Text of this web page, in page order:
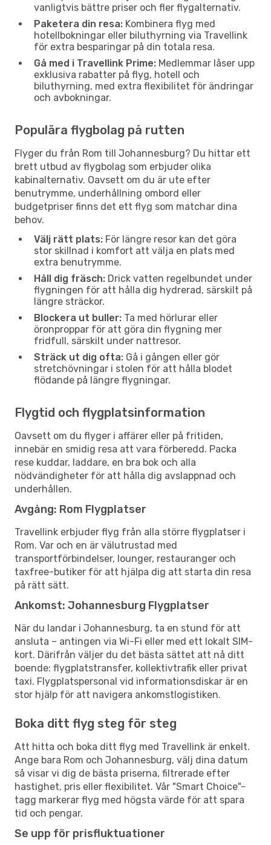
vanligtvis bättre priser och fler flygalternativ.
Paketera din resa: Kombinera flyg med
hotellbokningar eller biluthyrning via Travellink
för extra besparingar på din totala resa.
Gå med i Travellink Prime: Medlemmar låser upp
exklusiva rabatter på flyg, hotell och
biluthyrning, med extra flexibilitet för ändringar
och avbokningar.
Populära flygbolag på rutten
Flyger du från Rom till Johannesburg? Du hittar ett
brett utbud av flygbolag som erbjuder olika
kabinalternativ. Oavsett om du är ute efter
benutrymme, underhållning ombord eller
budgetpriser finns det ett flyg som matchar dina
behov.
Välj rätt plats: För längre resor kan det göra
stor skillnad i komfort att välja en plats med
extra benutrymme.
Håll dig fräsch: Drick vatten regelbundet under
flygningen för att hålla dig hydrerad, särskilt på
längre sträckor.
Blockera ut buller: Ta med hörlurar eller
öronproppar för att göra din flygning mer
fridfull, särskilt under nattresor.
Sträck ut dig ofta: Gå i gången eller gör
stretchövningar i stolen för att hålla blodet
flödande på längre flygningar.
Flygtid och flygplatsinformation
Oavsett om du flyger i affärer eller på fritiden,
innebär en smidig resa att vara förberedd. Packa
rese kuddar, laddare, en bra bok och alla
nödvändigheter för att hålla dig avslappnad och
underhållen.
Avgång: Rom Flygplatser
Travellink erbjuder flyg från alla större flygplatser i
Rom. Var och en är välutrustad med
transportförbindelser, lounger, restauranger och
taxfree-butiker för att hjälpa dig att starta din resa
på rätt sätt.
Ankomst: Johannesburg Flygplatser
När du landar i Johannesburg, ta en stund för att
ansluta – antingen via Wi-Fi eller med ett lokalt SIM-
kort. Därifrån väljer du det bästa sättet att nå ditt
boende: flygplatstransfer, kollektivtrafik eller privat
taxi. Flygplatspersonal vid informationsdiskar är en
stor hjälp för att navigera ankomstlogistiken.
Boka ditt flyg steg för steg
Att hitta och boka ditt flyg med Travellink är enkelt.
Ange bara Rom och Johannesburg, välj dina datum
så visar vi dig de bästa priserna, filtrerade efter
hastighet, pris eller flexibilitet. Vår "Smart Choice"-
tagg markerar flyg med högsta värde för att spara
tid och pengar.
Se upp för prisfluktuationer